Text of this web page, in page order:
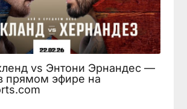
vs Энтони Эрнандес —
прямом эфире на